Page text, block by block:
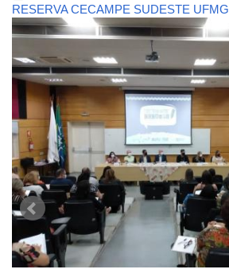
RESERVA CECAMPE SUDESTE UFMG